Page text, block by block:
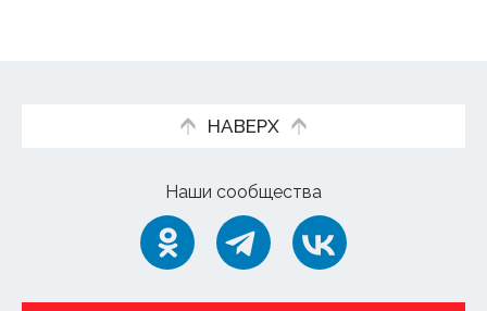
НАВЕРХ
Наши сообщества